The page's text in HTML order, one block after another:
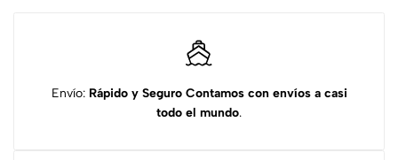
Envío: Rápido y Seguro Contamos con envíos a casi
todo el mundo.